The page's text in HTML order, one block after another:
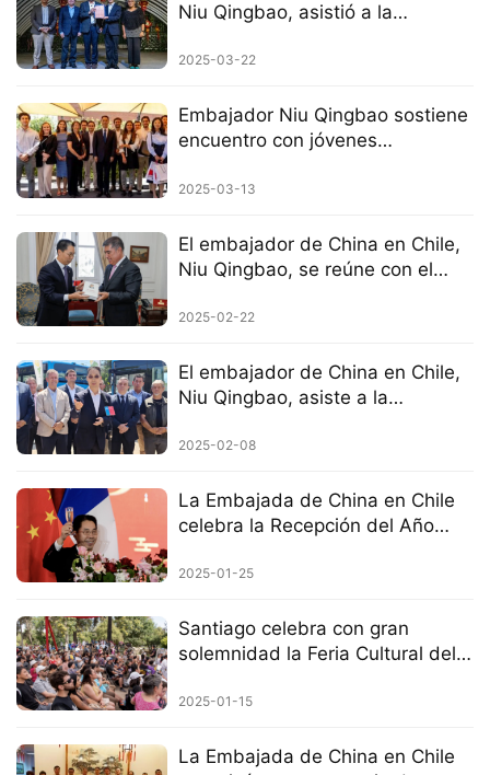
Niu Qingbao, asistió a la
Primavera 2025 en la ciudad de
2025-03-22
Embajador Niu Qingbao sostiene
encuentro con jóvenes
2025-03-13
El embajador de China en Chile,
Niu Qingbao, se reúne con el
2025-02-22
El embajador de China en Chile,
Niu Qingbao, asiste a la
de buses eléctricos chinos
2025-02-08
La Embajada de China en Chile
celebra la Recepción del Año
2025-01-25
Santiago celebra con gran
solemnidad la Feria Cultural del
Serpiente.
2025-01-15
La Embajada de China en Chile